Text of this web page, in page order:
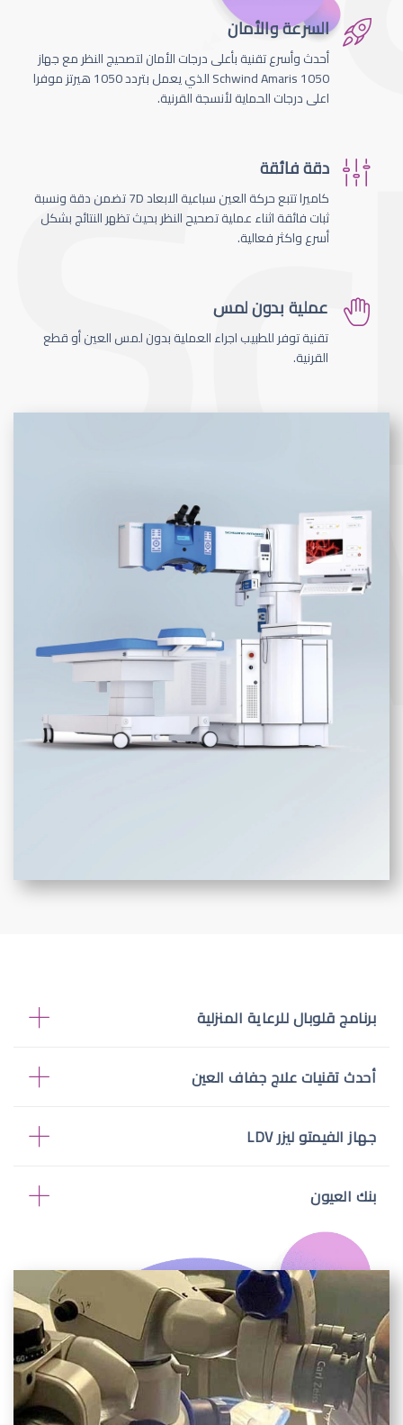
السرعة والأمان
أحدث وأسرع تقنية بأعلى درجات الأمان لتصحيج النظر مع جهاز
Schwind Amaris 1050 الذي يعمل بتردد 1050 هيرتز موفرا
اعلى درجات الحماية لأنسجة القرنية.
دقة فائقة
كاميرا تتبع حركة العين سباعية الابعاد 7D تضمن دقة ونسبة
ثبات فائقة اثناء عملية تصحيح النظر بحيث تظهر النتائج بشكل
أسرع واكثر فعالية.
عملية بدون لمس
تقنية توفر للطبيب اجراء العملية بدون لمس العين أو قطع
القرنية.
برنامج قلوبال للرعاية المنزلية
أحدث تقنيات علاج جفاف العين
جهاز الفيمتو ليزر LDV
بنك العيون